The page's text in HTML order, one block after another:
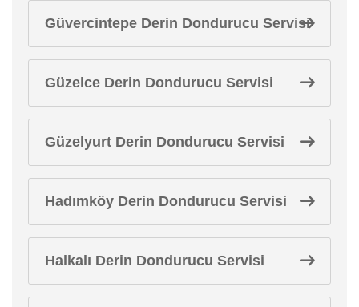
Güvercintepe Derin Dondurucu Servisi
Güzelce Derin Dondurucu Servisi
Güzelyurt Derin Dondurucu Servisi
Hadımköy Derin Dondurucu Servisi
Halkalı Derin Dondurucu Servisi